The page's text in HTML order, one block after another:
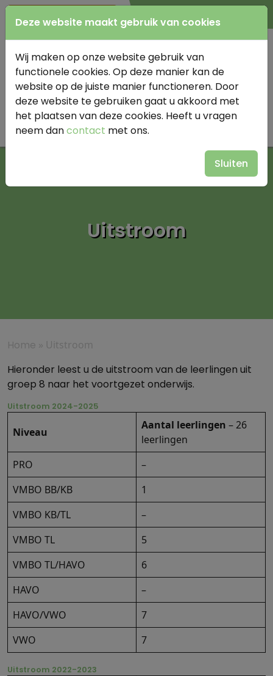
0345 614977
Uitstroom
Home » Uitstroom
Hieronder leest u de uitstroom van de leerlingen uit
groep 8 naar het voortgezet onderwijs.
Uitstroom 2024-2025
Niveau
Aantal leerlingen – 26
leerlingen
PRO
–
VMBO BB/KB
1
VMBO KB/TL
–
VMBO TL
5
VMBO TL/HAVO
6
HAVO
–
HAVO/VWO
7
VWO
7
Uitstroom 2022-2023
Deze website maakt gebruik van cookies
Wij maken op onze website gebruik van
functionele cookies. Op deze manier kan de
website op de juiste manier functioneren. Door
deze website te gebruiken gaat u akkoord met
het plaatsen van deze cookies. Heeft u vragen
neem dancontact met ons.
Sluiten